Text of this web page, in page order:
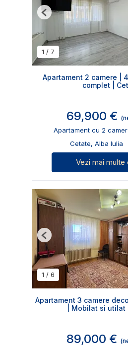
1 / 7
Previous
Apartament 2 camere |
complet |
69,900 €
Apartament cu 2
Cetate, Alba Iulia
Vezi mai multe
1 / 6
Previous
Apartament 3 camere
| Mobilat si utilat
89,000 €